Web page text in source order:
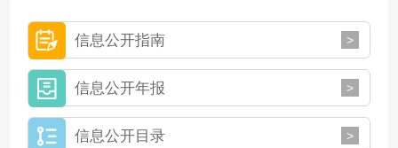
信息公开指南 >
信息公开年报 >
信息公开目录 >